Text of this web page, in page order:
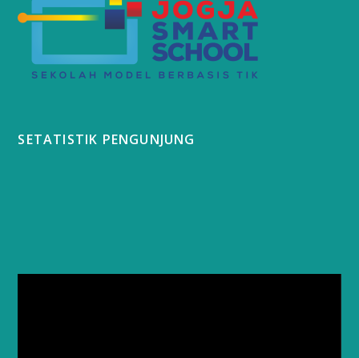
SETATISTIK PENGUNJUNG